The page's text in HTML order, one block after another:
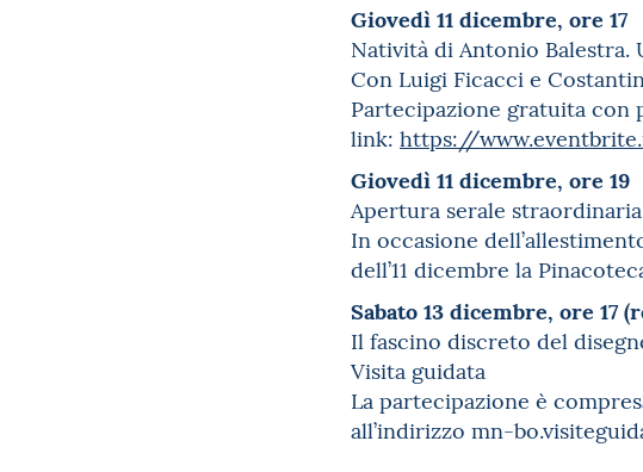
Giovedì 11 dicembre, ore 17
Natività di Antonio Balestra.
Con Luigi Ficacci e
Partecipazione gratuita con
link: https://
Giovedì 11 dicembre, ore 19
Apertura serale
In occasione
dell’11 dicembre la
Sabato 13 dicembre, ore 17
Il fascino discreto del
Visita guidata
La partecipazione è
all’indirizzo mn-